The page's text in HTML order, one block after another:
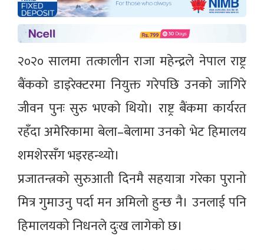
२०२० सालमा तत्कालीन राजा महेन्द्रले नेपाल राष्ट्र
बैंकको डाइरेक्टरमा नियुक्त गरेपछि उनको जागिरे
जीवन पुनः सुरु भएको थियो। राष्ट्र बैंकमा कार्यरत
रहँदा अमेरिकामा बेला–बेलामा उनको भेट हिमालय
शमशेरसँग भइरहन्थ्यो।
प्रजातन्त्रको सुरुआती दिनमै सहयात्रा गरेका पुरानो
मित्र गुमाउनु पर्दा मन अमिलो हुन्छ नै। उनलाई पनि
हिमालयको निधनले दुःख लागेको छ।